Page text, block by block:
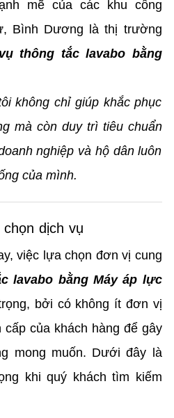
mẽ của các khu công
Bình Dương là thị trường
thông tắc lavabo bằng
không chỉ giúp khắc phục
mà còn duy trì tiêu chuẩn
nghiệp và hộ dân luôn
của mình.
dịch vụ
việc lựa chọn đơn vị cung
lavabo bằng Máy áp lực
bởi có không ít đơn vị
của khách hàng để gây
mong muốn. Dưới đây là
khi quý khách tìm kiếm